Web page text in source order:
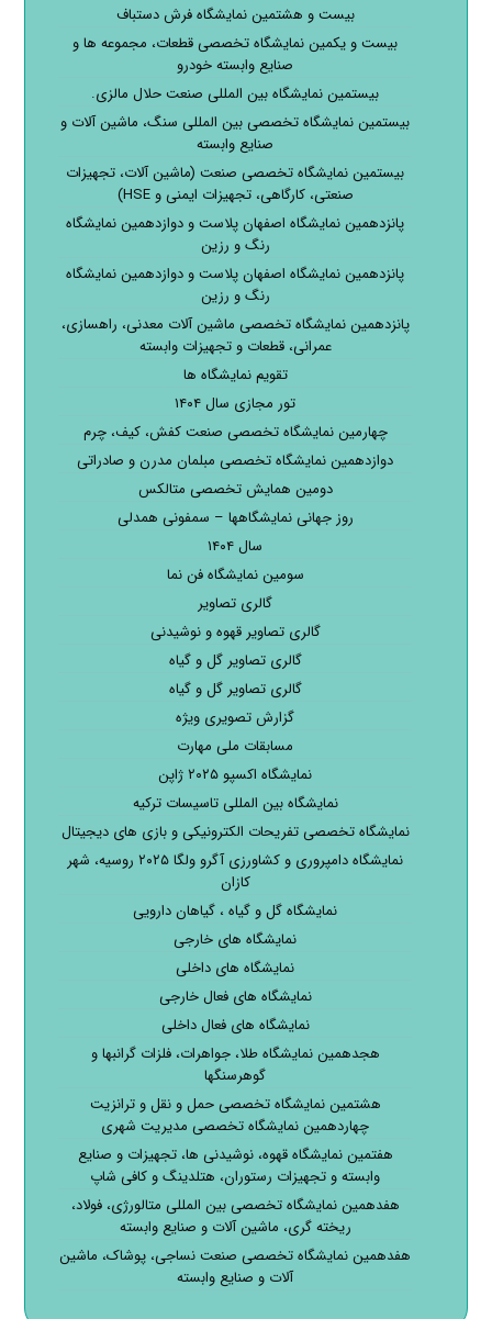
بیست و هشتمین نمایشگاه فرش دستباف
بیست و یکمین نمایشگاه تخصصی قطعات، مجموعه ها و
صنایع وابسته خودرو
بیستمین نمایشگاه بین المللی صنعت حلال مالزی.
بیستمین نمایشگاه تخصصی بین المللی سنگ، ماشین آلات و
صنایع وابسته
بیستمین نمایشگاه تخصصی صنعت (ماشین آلات، تجهیزات
صنعتی، کارگاهی، تجهیزات ایمنی و HSE)
پانزدهمین نمایشگاه اصفهان پلاست و دوازدهمین نمایشگاه
رنگ و رزین
پانزدهمین نمایشگاه اصفهان پلاست و دوازدهمین نمایشگاه
رنگ و رزین
پانزدهمین نمایشگاه تخصصی ماشین آلات معدنی، راهسازی،
عمرانی، قطعات و تجهیزات وابسته
تقویم نمایشگاه ها
تور مجازی سال ۱۴۰۴
چهارمین نمایشگاه تخصصی صنعت کفش، کیف، چرم
دوازدهمین نمایشگاه تخصصی مبلمان مدرن و صادراتی
دومین همایش تخصصی متالکس
روز جهانی نمایشگاهها – سمفونی همدلی
سال ۱۴۰۴
سومین نمایشگاه فن نما
گالری تصاویر
گالری تصاویر قهوه و نوشیدنی
گالری تصاویر گل و گیاه
گالری تصاویر گل و گیاه
گزارش تصویری ویژه
مسابقات ملی مهارت
نمایشگاه اکسپو ۲۰۲۵ ژاپن
نمایشگاه بین المللی تاسیسات ترکیه
نمایشگاه تخصصی تفریحات الکترونیکی و بازی های دیجیتال
نمایشگاه دامپروری و کشاورزی آگرو ولگا ۲۰۲۵ روسیه، شهر
کازان
نمایشگاه گل و گیاه ، گیاهان دارویی
نمایشگاه های خارجی
نمایشگاه های داخلی
نمایشگاه های فعال خارجی
نمایشگاه های فعال داخلی
هجدهمین نمایشگاه طلا، جواهرات، فلزات گرانبها و
گوهرسنگها
هشتمین نمایشگاه تخصصی حمل و نقل و ترانزیت
چهاردهمین نمایشگاه تخصصی مدیریت شهری
هفتمین نمایشگاه قهوه، نوشیدنی ها، تجهیزات و صنایع
وابسته و تجهیزات رستوران، هتلدینگ و کافی شاپ
هفدهمین نمایشگاه تخصصی بین المللی متالورژی، فولاد،
ریخته گری، ماشین آلات و صنایع وابسته
هفدهمین نمایشگاه تخصصی صنعت نساجی، پوشاک، ماشین
آلات و صنایع وابسته